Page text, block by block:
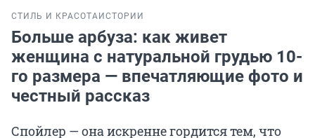
СТИЛЬ И КРАСОТА ИСТОРИИ
Больше арбуза: как живет
женщина с натуральной грудью 10-
го размера — впечатляющие фото и
честный рассказ
Спойлер — она искренне гордится тем, что